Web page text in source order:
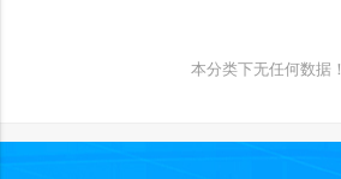
本分类下无任何数据！